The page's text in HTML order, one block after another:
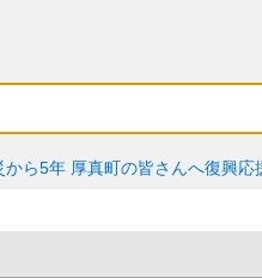
から5年 厚真町の皆さんへ復興応